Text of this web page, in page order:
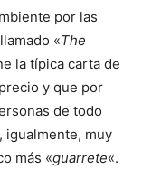
por las
«The
la típica carta de
y que por
de todo
igualmente, muy
más «guarrete«.